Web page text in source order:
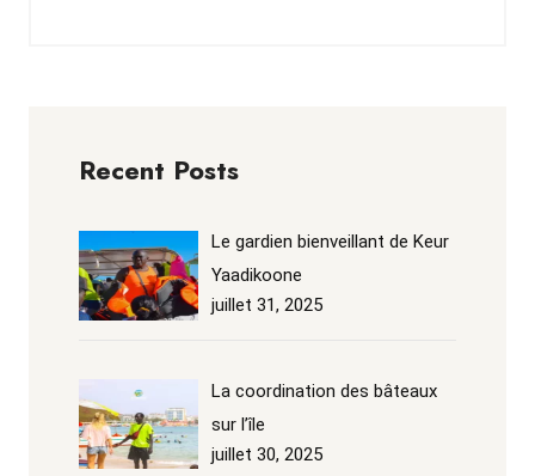
Recent Posts
Le gardien bienveillant de Keur
Yaadikoone
juillet 31, 2025
La coordination des bâteaux
sur l’île
juillet 30, 2025